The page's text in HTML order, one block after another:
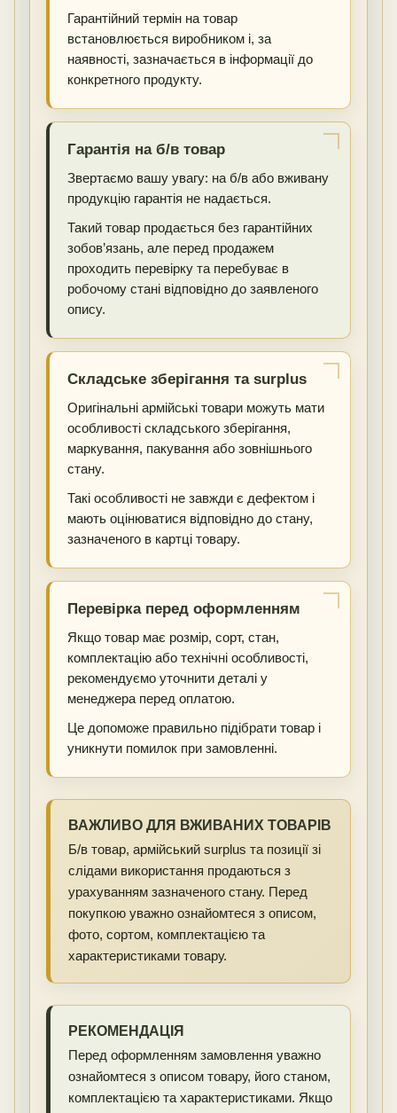
Гарантійний термін на товар
встановлюється виробником і, за
наявності, зазначається в інформації до
конкретного продукту.
Гарантія на б/в товар
Звертаємо вашу увагу: на б/в або вживану
продукцію гарантія не надається.
Такий товар продається без гарантійних
зобов’язань, але перед продажем
проходить перевірку та перебуває в
робочому стані відповідно до заявленого
опису.
Складське зберігання та surplus
Оригінальні армійські товари можуть мати
особливості складського зберігання,
маркування, пакування або зовнішнього
стану.
Такі особливості не завжди є дефектом і
мають оцінюватися відповідно до стану,
зазначеного в картці товару.
Перевірка перед оформленням
Якщо товар має розмір, сорт, стан,
комплектацію або технічні особливості,
рекомендуємо уточнити деталі у
менеджера перед оплатою.
Це допоможе правильно підібрати товар і
уникнути помилок при замовленні.
ВАЖЛИВО ДЛЯ ВЖИВАНИХ ТОВАРІВ
Б/в товар, армійський surplus та позиції зі
слідами використання продаються з
урахуванням зазначеного стану. Перед
покупкою уважно ознайомтеся з описом,
фото, сортом, комплектацією та
характеристиками товару.
РЕКОМЕНДАЦІЯ
Перед оформленням замовлення уважно
ознайомтеся з описом товару, його станом,
комплектацією та характеристиками. Якщо